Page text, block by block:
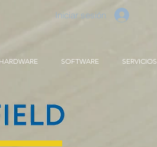
Iniciar sesión
HARDWARE SOFTWARE SERVICIOS